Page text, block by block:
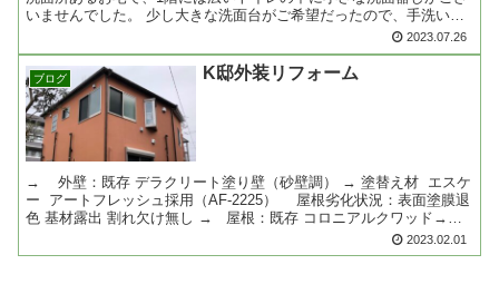
いませんでした。 少し大きな洗面台がご希望だったので、手洗い兼
2023.07.26
ブログ K邸外装リフォーム
→ 外壁：既存 デラクリート塗り壁（砂壁調） → 塗替え材 エスケ
ー アートフレッシュ採用（AF-2225） 屋根劣化状況：表面塗膜退
色 基材露出 割れ欠け無し → 屋根：既存 コロニアルクワッド→水
2023.02.01